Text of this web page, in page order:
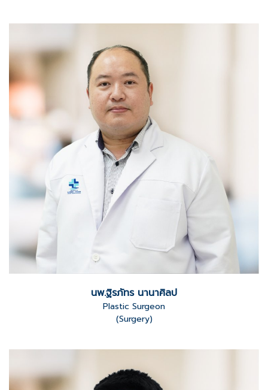
นพ.ฐิรภัทร นานาศิลป
Plastic Surgeon
(Surgery)